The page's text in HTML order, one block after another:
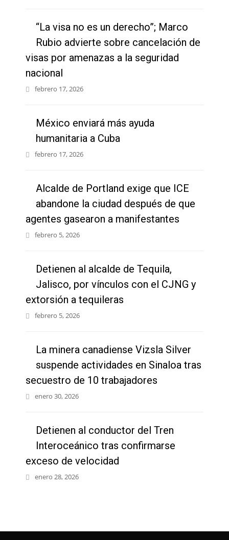
“La visa no es un derecho”; Marco
Rubio advierte sobre cancelación de
visas por amenazas a la seguridad
nacional
febrero 17, 2026
México enviará más ayuda
humanitaria a Cuba
febrero 17, 2026
Alcalde de Portland exige que ICE
abandone la ciudad después de que
agentes gasearon a manifestantes
febrero 5, 2026
Detienen al alcalde de Tequila,
Jalisco, por vínculos con el CJNG y
extorsión a tequileras
febrero 5, 2026
La minera canadiense Vizsla Silver
suspende actividades en Sinaloa tras
secuestro de 10 trabajadores
enero 30, 2026
Detienen al conductor del Tren
Interoceánico tras confirmarse
exceso de velocidad
enero 28, 2026